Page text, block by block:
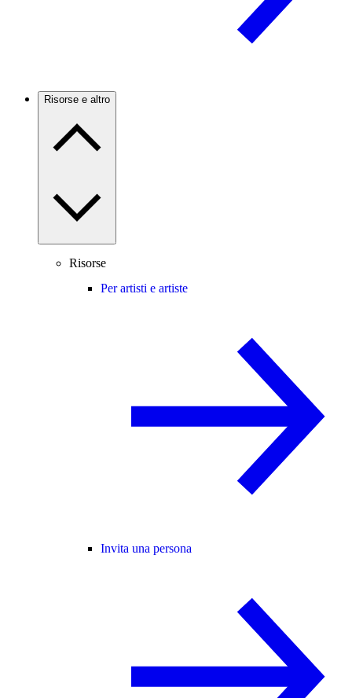
Risorse e altro
Risorse
Per artisti e artiste
Invita una persona